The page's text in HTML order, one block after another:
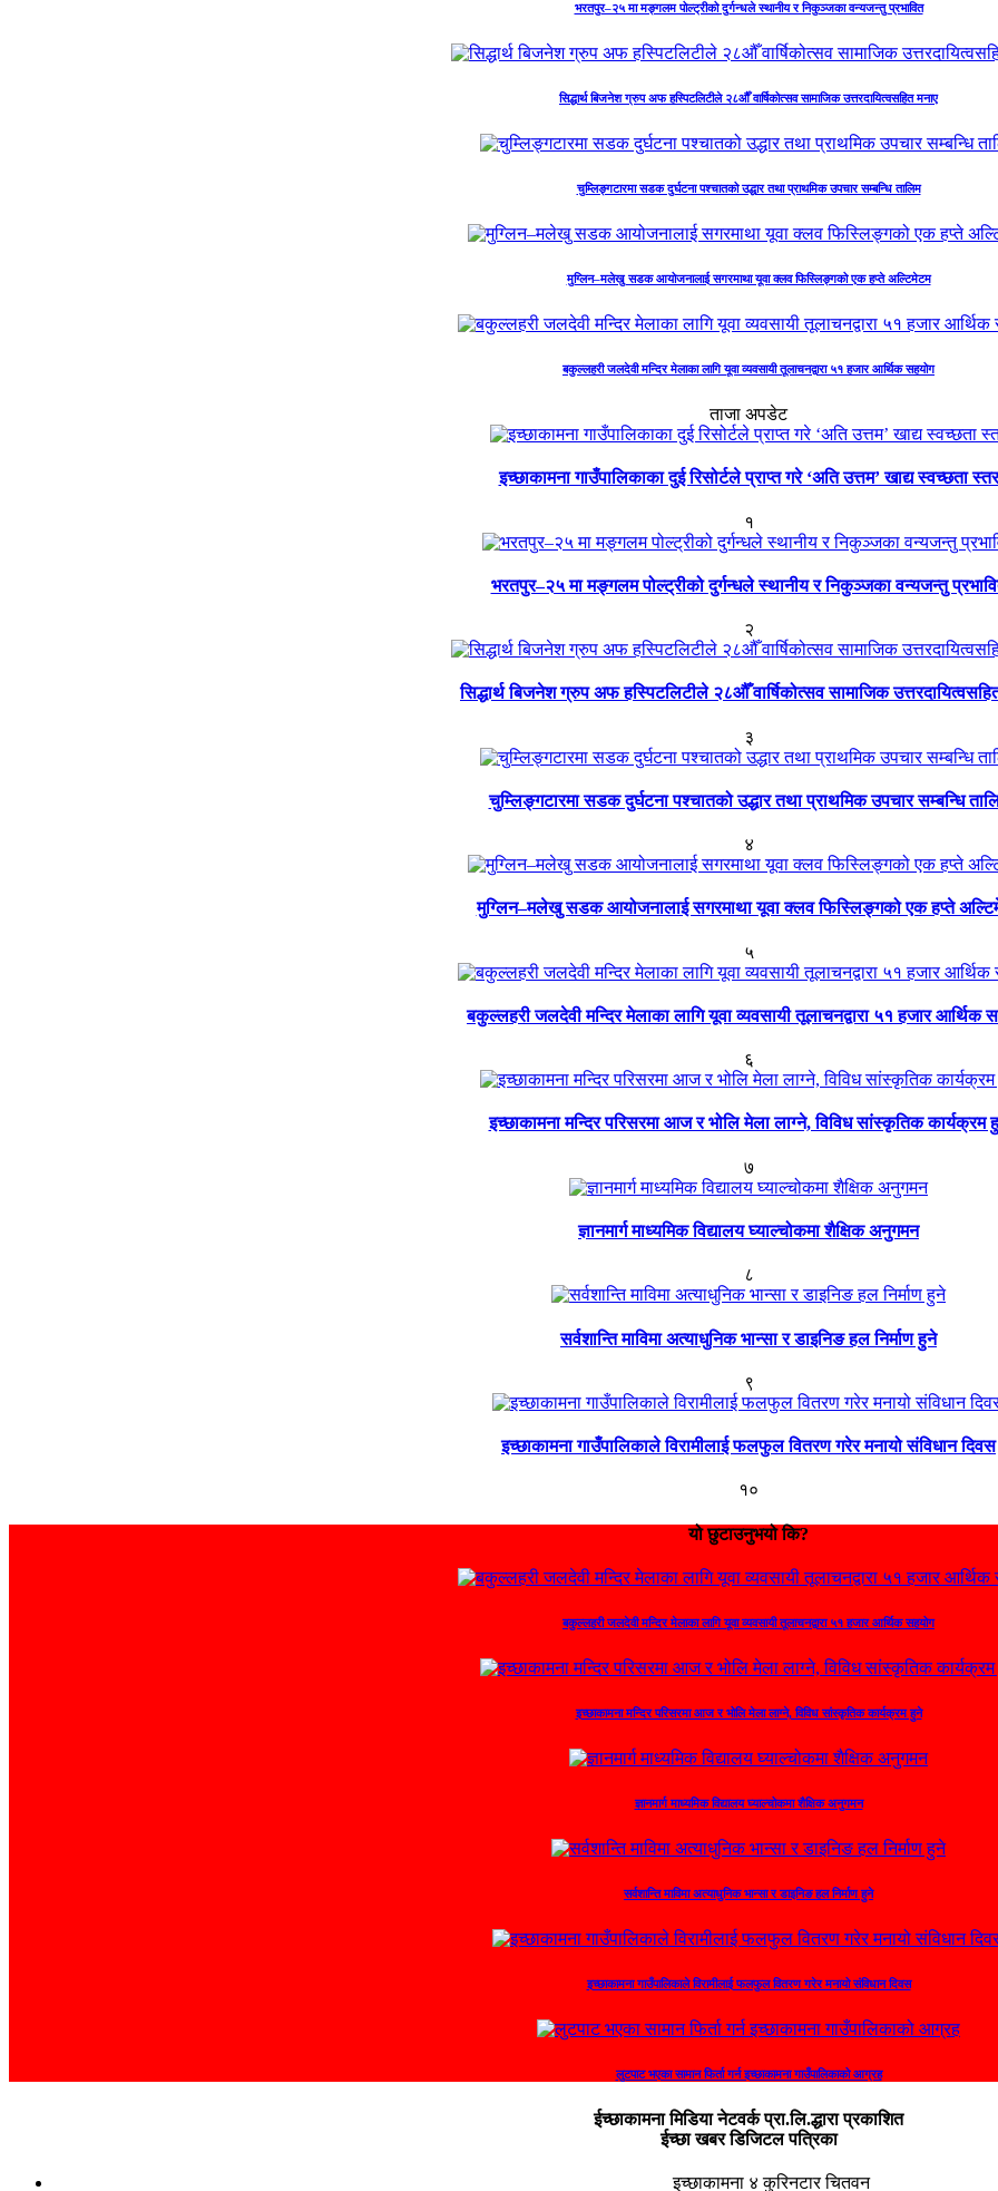
भरतपुर–२५ मा मङ्गलम पोल्ट्रीको दुर्गन्धले स्थानीय र निकुञ्जका वन्यजन्तु प्रभावित
सिद्धार्थ बिजनेश ग्रुप अफ हस्पिटलिटीले २८औँ वार्षिकोत्सव सामाजिक उत्तरदायित्वसहित मनाए
चुम्लिङ्गटारमा सडक दुर्घटना पश्चातको उद्धार तथा प्राथमिक उपचार सम्बन्धि तालिम
मुग्लिन–मलेखु सडक आयोजनालाई सगरमाथा यूवा क्लव फिस्लिङ्गको एक हप्ते अल्टिमेटम
बकुल्लहरी जलदेवी मन्दिर मेलाका लागि यूवा व्यवसायी तूलाचनद्वारा ५१ हजार आर्थिक सहयोग
ताजा अपडेट
इच्छाकामना गाउँपालिकाका दुई रिसोर्टले प्राप्त गरे ‘अति उत्तम’ खाद्य स्वच्छता स्तर
१
भरतपुर–२५ मा मङ्गलम पोल्ट्रीको दुर्गन्धले स्थानीय र निकुञ्जका वन्यजन्तु
२
सिद्धार्थ बिजनेश ग्रुप अफ हस्पिटलिटीले २८औँ वार्षिकोत्सव सामाजिक
३
चुम्लिङ्गटारमा सडक दुर्घटना पश्चातको उद्धार तथा प्राथमिक उपचार सम्बन्धि
४
मुग्लिन–मलेखु सडक आयोजनालाई सगरमाथा यूवा क्लव फिस्लिङ्गको एक हप्ते
५
बकुल्लहरी जलदेवी मन्दिर मेलाका लागि यूवा व्यवसायी तूलाचनद्वारा ५१ हजार आर्थिक
६
इच्छाकामना मन्दिर परिसरमा आज र भोलि मेला लाग्ने, विविध सांस्कृतिक कार्यक्रम
७
ज्ञानमार्ग माध्यमिक विद्यालय घ्याल्चोकमा शैक्षिक अनुगमन
८
सर्वशान्ति माविमा अत्याधुनिक भान्सा र डाइनिङ हल निर्माण हुने
९
इच्छाकामना गाउँपालिकाले विरामीलाई फलफुल वितरण गरेर मनायो संविधान दिवस
१०
यो छुटाउनुभयो कि?
बकुल्लहरी जलदेवी मन्दिर मेलाका लागि यूवा व्यवसायी तूलाचनद्वारा ५१ हजार आर्थिक सहयोग
इच्छाकामना मन्दिर परिसरमा आज र भोलि मेला लाग्ने, विविध सांस्कृतिक कार्यक्रम हुने
ज्ञानमार्ग माध्यमिक विद्यालय घ्याल्चोकमा शैक्षिक अनुगमन
सर्वशान्ति माविमा अत्याधुनिक भान्सा र डाइनिङ हल निर्माण हुने
इच्छाकामना गाउँपालिकाले विरामीलाई फलफुल वितरण गरेर मनायो संविधान दिवस
लुटपाट भएका सामान फिर्ता गर्न इच्छाकामना गाउँपालिकाको आग्रह
ईच्छाकामना मिडिया नेटवर्क प्रा.लि.द्धारा प्रकाशित
ईच्छा खबर डिजिटल पत्रिका
इच्छाकामना ४ कुरिनटार चितवन